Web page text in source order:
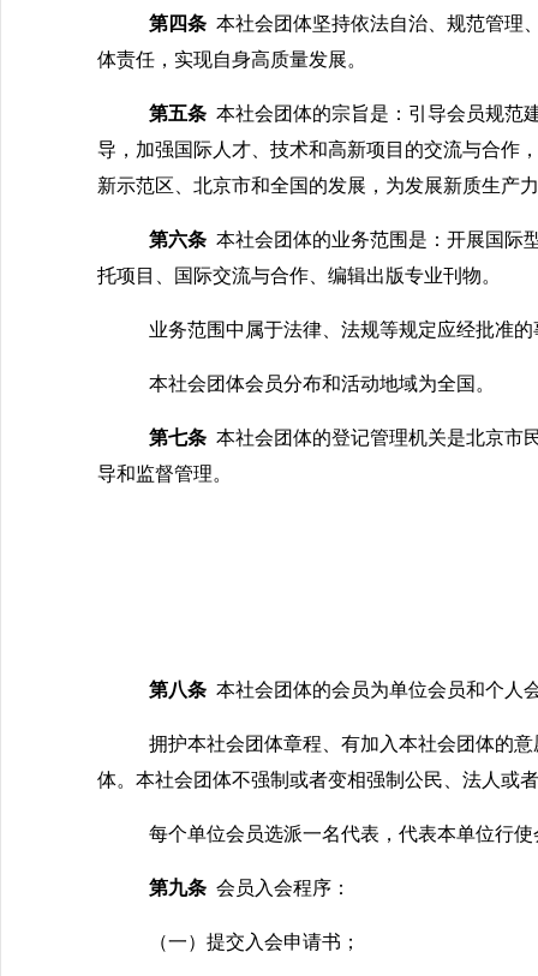
第四条 本社会团体坚持依法自治、规范管理
体责任，实现自身高质量发展。
第五条 本社会团体的宗旨是：引导会员规范
导，加强国际人才、技术和高新项目的交流与合作
新示范区、北京市和全国的发展，为发展新质生产
第六条 本社会团体的业务范围是：开展国际
托项目、国际交流与合作、编辑出版专业刊物。
业务范围中属于法律、法规等规定应经批准
本社会团体会员分布和活动地域为全国。
第七条 本社会团体的登记管理机关是北京市
导和监督管理。
第八条 本社会团体的会员为单位会员和个人
拥护本社会团体章程、有加入本社会团体的
体。本社会团体不强制或者变相强制公民、法人或
每个单位会员选派一名代表，代表本单位行
第九条 会员入会程序：
（一）提交入会申请书；